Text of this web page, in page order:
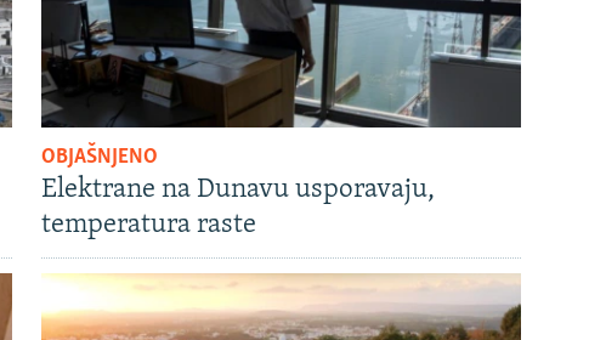
OBJAŠNJENO
Elektrane na Dunavu usporavaju,
temperatura raste